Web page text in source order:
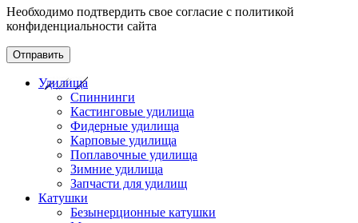
Необходимо подтвердить свое согласие с политикой
конфиденциальности сайта
Отправить
Удилища
Спиннинги
Кастинговые удилища
Фидерные удилища
Карповые удилища
Поплавочные удилища
Зимние удилища
Запчасти для удилищ
Катушки
Безынерционные катушки